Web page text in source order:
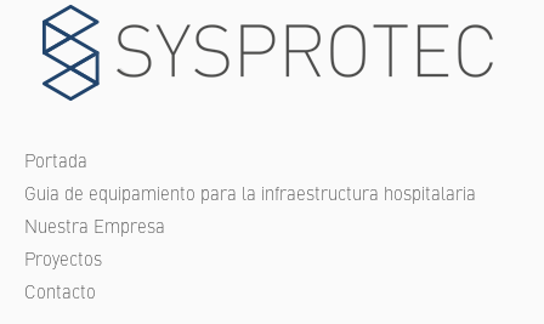
Portada
Guia de equipamiento para la infraestructura hospitalaria
Nuestra Empresa
Proyectos
Contacto